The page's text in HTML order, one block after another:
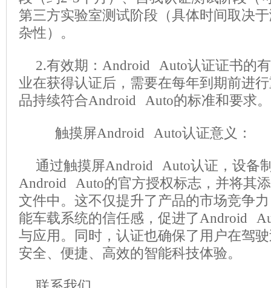
第三方实验室测试阶段（具体时间取决
杂性）。
2.有效期：Android Auto认证证书的
业在获得认证后，需要在每年到期前进
品持续符合Android Auto的标准和要求。
触摸屏Android Auto认证意义：
通过触摸屏Android Auto认证，设备
Android Auto的官方授权标志，并将其
文件中。这不仅提升了产品的市场竞争
能车载系统的信任感，促进了Android
与应用。同时，认证也确保了用户在驾
安全、便捷、高效的智能科技体验。